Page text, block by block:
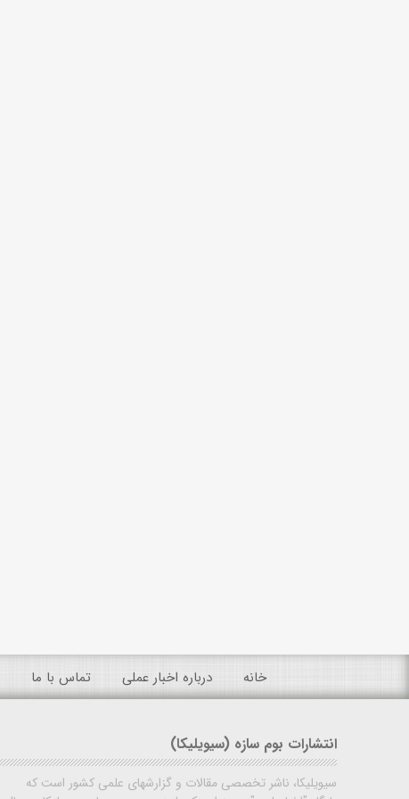
خانه درباره اخبار عملی تماس با ما
انتشارات بوم سازه (سیویلیکا)
سیویلیکا، ناشر تخصصی مقالات و گزارشهای علمی کشور است که